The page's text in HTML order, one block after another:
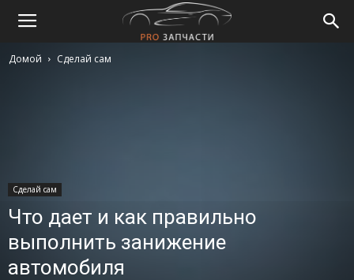
Домой Сделай сам
Сделай сам
Что дает и как правильно
выполнить занижение
автомобиля